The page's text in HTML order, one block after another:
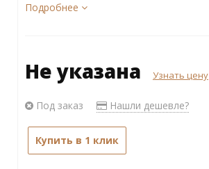
Подробнее
Не указана Узнать цену
Под заказ Нашли дешевле?
Купить в 1 клик